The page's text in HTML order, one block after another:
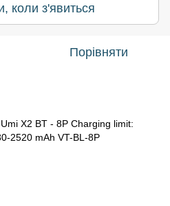
коли з'явиться
Порівняти
X2 BT - 8P Charging limit:
2520 mAh VT-BL-8P